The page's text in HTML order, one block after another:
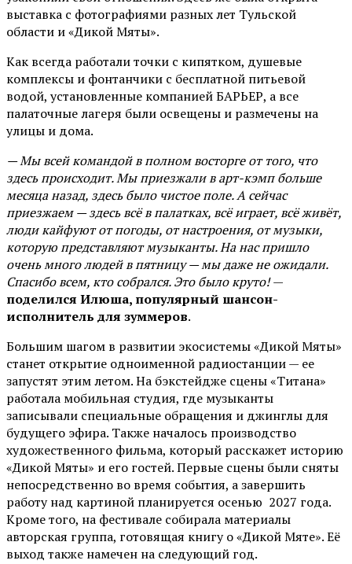
выставка с фотографиями разных лет Тульской
области и «Дикой Мяты».
Как всегда работали точки с кипятком, душевые
комплексы и фонтанчики с бесплатной питьевой
водой, установленные компанией БАРЬЕР, а все
палаточные лагеря были освещены и размечены на
улицы и дома.
— Мы всей командой в полном восторге от того, что
здесь происходит. Мы приезжали в арт-кэмп больше
месяца назад, здесь было чистое поле. А сейчас
приезжаем — здесь всё в палатках, всё играет, всё живёт,
люди кайфуют от погоды, от настроения, от музыки,
которую представляют музыканты. На нас пришло
очень много людей в пятницу — мы даже не ожидали.
Спасибо всем, кто собрался. Это было круто!—
поделился Илюша, популярный шансон-
исполнитель для зуммеров.
Большим шагом в развитии экосистемы «Дикой Мяты»
станет открытие одноименной радиостанции — ее
запустят этим летом. На бэкстейдже сцены «Титана»
работала мобильная студия, где музыканты
записывали специальные обращения и джинглы для
будущего эфира. Также началось производство
художественного фильма, который расскажет историю
«Дикой Мяты» и его гостей. Первые сцены были сняты
непосредственно во время события, а завершить
работу над картиной планируется осенью 2027 года.
Кроме того, на фестивале собирала материалы
авторская группа, готовящая книгу о «Дикой Мяте». Её
выход также намечен на следующий год.